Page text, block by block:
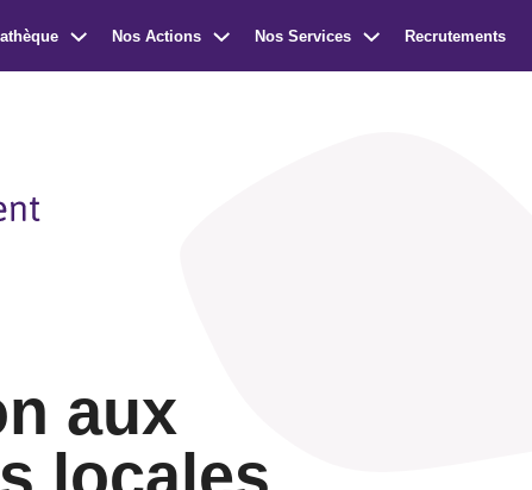
Nos Actions Nos Services Recrutements
aux
locales